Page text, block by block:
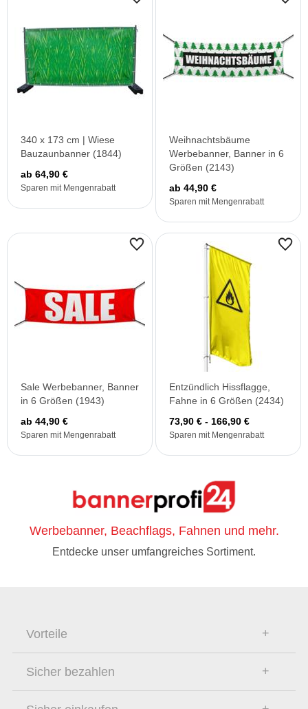
340 x 173 cm | Wiese
Bauzaunbanner (1844)
ab 64,90 €
Sparen mit Mengenrabatt
Weihnachtsbäume
Werbebanner, Banner in 6
Größen (2143)
ab 44,90 €
Sparen mit Mengenrabatt
Sale Werbebanner, Banner
in 6 Größen (1943)
ab 44,90 €
Sparen mit Mengenrabatt
Entzündlich Hissflagge,
Fahne in 6 Größen (2434)
73,90 € - 166,90 €
Sparen mit Mengenrabatt
Werbebanner, Beachflags, Fahnen und mehr.
Entdecke unser umfangreiches Sortiment.
Vorteile
Sicher bezahlen